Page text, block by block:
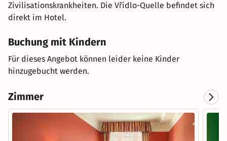
Zivilisationskrankheiten. Die Vřídlo-Quelle befindet sich
direkt im Hotel.
Buchung mit Kindern
Für dieses Angebot können leider keine Kinder
hinzugebucht werden.
Zimmer